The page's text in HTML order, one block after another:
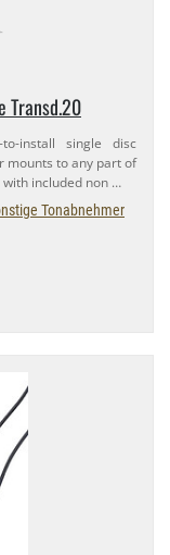
Transd.​20
​install single disc
mounts to any part of
included non …
Tonabnehmer